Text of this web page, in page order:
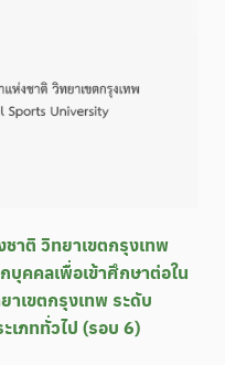
าติ วิทยาเขตกรุงเทพ
บุคคลเพื่อเข้าศึกษาต่อใน
เขตกรุงเทพ ระดับ
ภททั่วไป (รอบ 6)